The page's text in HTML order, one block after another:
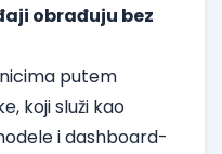
obrađuju bez
putem
koji služi kao
i dashboard-